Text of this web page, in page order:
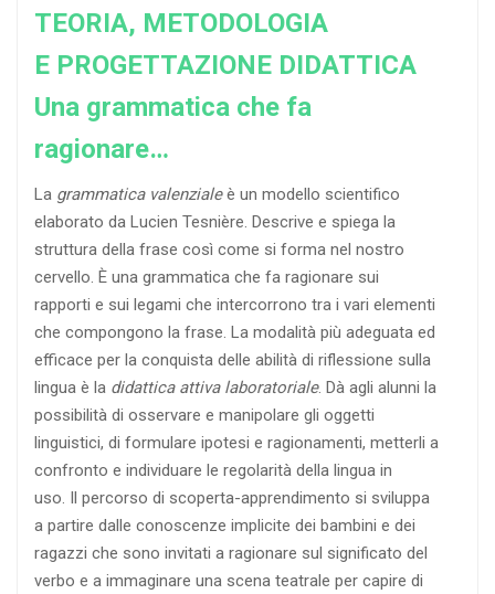
TEORIA, METODOLOGIA
E PROGETTAZIONE DIDATTICA
Una grammatica che fa
ragionare…
La grammatica valenzialeè un modello scientifico
elaborato da Lucien Tesnière. Descrive e spiega la
struttura della frase così come si forma nel nostro
cervello. È una grammatica che fa ragionare sui
rapporti e sui legami che intercorrono tra i vari elementi
che compongono la frase. La modalità più adeguata ed
efficace per la conquista delle abilità di riflessione sulla
lingua è la didattica attiva laboratoriale. Dà agli alunni la
possibilità di osservare e manipolare gli oggetti
linguistici, di formulare ipotesi e ragionamenti, metterli a
confronto e individuare le regolarità della lingua in
uso. Il percorso di scoperta-apprendimento si sviluppa
a partire dalle conoscenze implicite dei bambini e dei
ragazzi che sono invitati a ragionare sul significato del
verbo e a immaginare una scena teatrale per capire di